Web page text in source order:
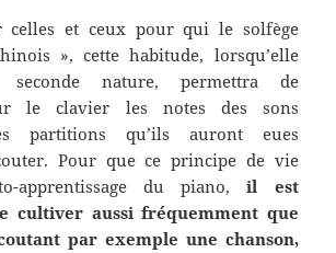
celles et ceux pour qui le solfège
», cette habitude, lorsqu’elle
nature, permettra de
le clavier les notes des sons
partitions qu’ils auront eues
Pour que ce principe de vie
apprentissage du piano,il est
cultiver aussi fréquemment que
par exemple une chanson,